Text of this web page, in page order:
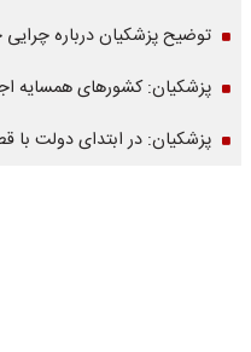
توضیح پزشکیان درباره
پزشکیان: کشورهای همسایه
پزشکیان: در ابتدای دولت با